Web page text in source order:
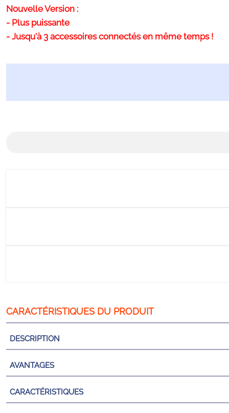
Nouvelle Version :
- Plus puissante
- Jusqu'à 3 accessoires connectés en même temps !
DESCRIPTION
AVANTAGES
CARACTÉRISTIQUES